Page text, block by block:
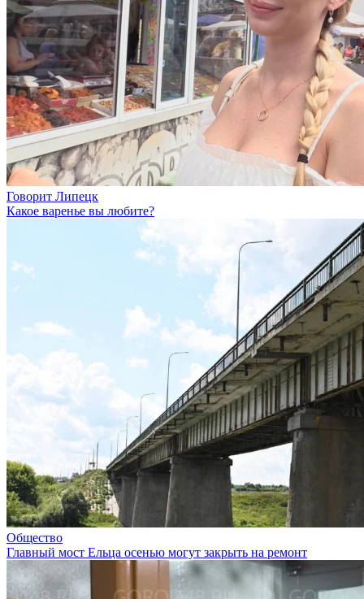
Говорит Липецк
Какое варенье вы любите?
Общество
Главный мост Ельца осенью могут закрыть на ремонт